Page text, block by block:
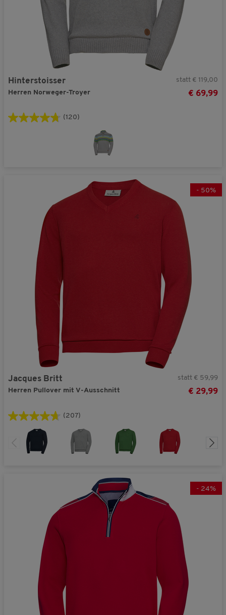
Hinterstoisser
Herren Norweger-Troyer
statt € 119,00
€ 69,99
(120)
- 50%
Jacques Britt
Herren Pullover mit V-Ausschnitt
statt € 59,99
€ 29,99
(207)
- 24%